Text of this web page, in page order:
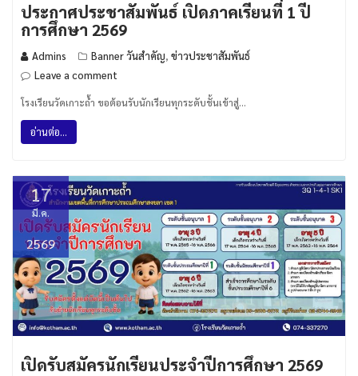
ประกาศประชาสัมพันธ์ เปิดภาคเรียนที่ 1 ปี
การศึกษา 2569
Admins Banner วันสำคัญ, ข่าวประชาสัมพันธ์
Leave a comment
โรงเรียนวัดเกาะถ้ำ ขอต้อนรับนักเรียนทุกระดับชั้นเข้าสู่…
อ่านต่อ...
17
มี.ค.
2569
เปิดรับสมัครนักเรียนประจำปีการศึกษา 2569